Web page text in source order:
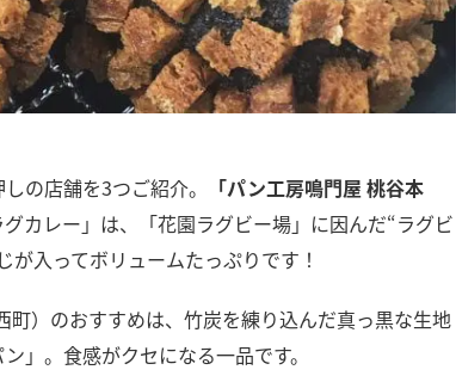
の店舗を3つご紹介。
「パン工房鳴門屋 桃谷本
カレー」は、「花園ラグビー場」に因んだ“ラグビ
入ってボリュームたっぷりです！
町）のおすすめは、竹炭を練り込んだ真っ黒な生地
」。食感がクセになる一品です。